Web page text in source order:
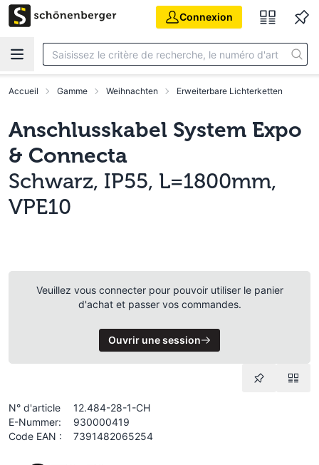
Aller au contenu principal
Connexion
Accueil Gamme Weihnachten Erweiterbare Lichterketten
Anschlusskabel System Expo
& Connecta
Schwarz, IP55, L=1800mm,
VPE10
Veuillez vous connecter pour pouvoir utiliser le panier
d'achat et passer vos commandes.
Ouvrir une session
N° d'article
12.484-28-1-CH
E-Nummer:
930000419
Code EAN :
7391482065254